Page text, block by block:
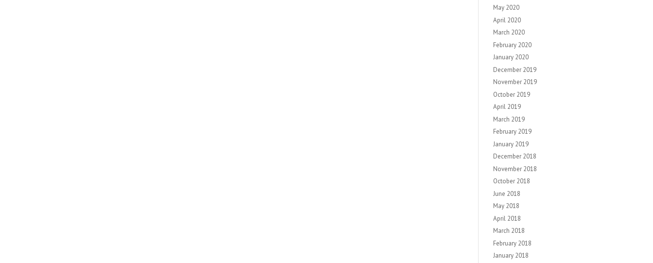
May 2020
April 2020
March 2020
February 2020
January 2020
December 2019
November 2019
October 2019
April 2019
March 2019
February 2019
January 2019
December 2018
November 2018
October 2018
June 2018
May 2018
April 2018
March 2018
February 2018
January 2018